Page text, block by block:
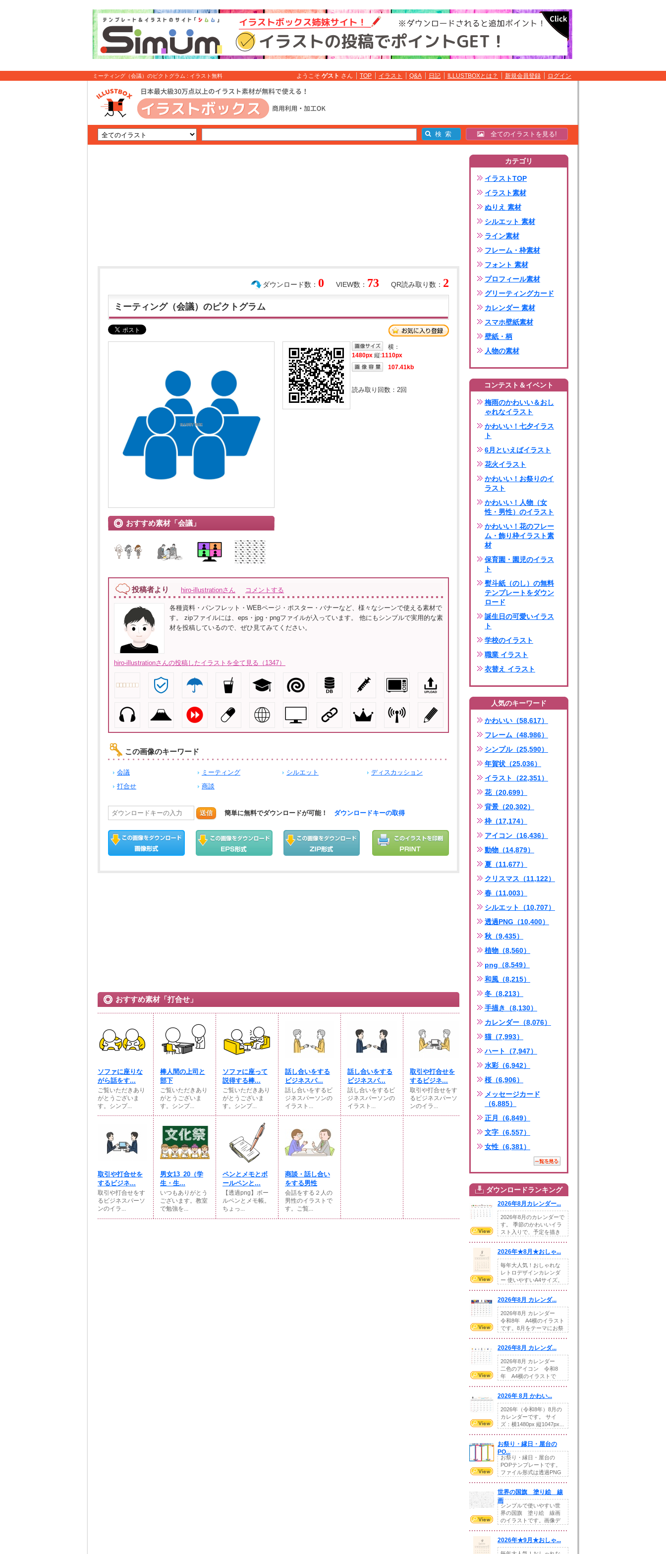
ミーティング（会議）のピクトグラム : イラスト無料 ようこそ ゲスト さん TOP イラスト Q&A 日記 ILLUSTBOXとは？ 新規会員登録 ログイン
全てのイラストを見る!
QR読み取り数： 2
VIEW数： 73
ダウンロード数： 0
ミーティング（会議）のピクトグラム
おすすめ素材「会議」
横：
1480px 縦:1110px
107.41kb
読み取り回数： 2回
投稿者より hiro-illustrationさん コメントする
各種資料・パンフレット・WEBページ・ポスター・バナーなど、様々なシーンで使える素材で
す。 zipファイルには、eps・jpg・pngファイルが入っています。 他にもシンプルで実用的な素
材を投稿しているので、ぜひ見てみてください。
hiro-illustrationさんの投稿したイラストを全て見る（1347）
この画像のキーワード
会議 ミーティング シルエット
ディスカッション
打合せ
商談
送信 簡単に無料でダウンロードが可能！ ダウンロードキーの取得
おすすめ素材「打合せ」
ソファに座りな
がら話をす...
ご覧いただきあり
がとうございま
す。シンプ...
棒人間の上司と
部下
ご覧いただきあり
がとうございま
す。シンプ...
ソファに座って
説得する棒...
ご覧いただきあり
がとうございま
す。シンプ...
話し合いをする
ビジネスパ...
話し合いをするビ
ジネスパーソンの
イラスト...
話し合いをする
ビジネスパ...
話し合いをするビ
ジネスパーソンの
イラスト...
取引や打合せを
するビジネ...
取引や打合せをす
るビジネスパーソ
ンのイラ...
取引や打合せを
するビジネ...
取引や打合せをす
るビジネスパーソ
ンのイラ...
男女13_20（学
生・生...
いつもありがとう
ございます。教室
で勉強を...
ペンとメモとボ
ールペンと...
【透過png】ボー
ルペンとメモ帳。
ちょっ...
商談・話し合い
をする男性
会話をする２人の
男性のイラストで
す。ご覧...
カテゴリ
イラストTOP
イラスト素材
ぬりえ 素材
シルエット 素材
ライン素材
フレーム・枠素材
フォント 素材
プロフィール素材
グリーティングカード
カレンダー 素材
スマホ壁紙素材
壁紙・柄
人物の素材
コンテスト＆イベント
梅雨のかわいい＆おし
ゃれなイラスト
かわいい！七夕イラス
ト
6月といえばイラスト
花火イラスト
かわいい！お祭りのイ
ラスト
かわいい！人物（女
性・男性）のイラスト
かわいい！花のフレー
ム・飾り枠イラスト素
材
保育園・園児のイラス
ト
熨斗紙（のし）の無料
テンプレートをダウン
ロード
誕生日の可愛いイラス
ト
学校のイラスト
職業 イラスト
衣替え イラスト
人気のキーワード
かわいい（58,617）
フレーム（48,986）
シンプル（25,590）
年賀状（25,036）
イラスト（22,351）
花（20,699）
背景（20,302）
枠（17,174）
アイコン（16,436）
動物（14,879）
夏（11,677）
クリスマス（11,122）
春（11,003）
シルエット（10,707）
透過PNG（10,400）
秋（9,435）
植物（8,560）
png（8,549）
和風（8,215）
冬（8,213）
手描き（8,130）
カレンダー（8,076）
猫（7,993）
ハート（7,947）
水彩（6,942）
桜（6,906）
メッセージカード
（6,885）
正月（6,849）
文字（6,557）
女性（6,381）
ダウンロードランキング
2026年8月カレンダー...
2026年8月のカレンダーで
す。 季節のかわいいイラ
スト入りで、予定を描き
2026年★8月★おしゃ...
毎年大人気！おしゃれな
レトロデザインカレンダ
ー 使いやすいA4サイズ。
2026年8月 カレンダ...
2026年8月 カレンダー
令和8年 A4横のイラスト
です。8月をテーマにお祭
2026年8月 カレンダ...
2026年8月 カレンダー
二色のアイコン 令和8
年 A4横のイラストで
2026年 8月 かわい...
2026年（令和8年）8月の
カレンダーです。 サイ
ズ：横1480px 縦1047px...
お祭り・縁日・屋台の
PO...
お祭り・縁日・屋台の
POPテンプレートです。
ファイル形式は透過PNG
世界の国旗 塗り絵 線
画
シンプルで使いやすい世
界の国旗 塗り絵 線画
のイラストです。画像デ
2026年★9月★おしゃ...